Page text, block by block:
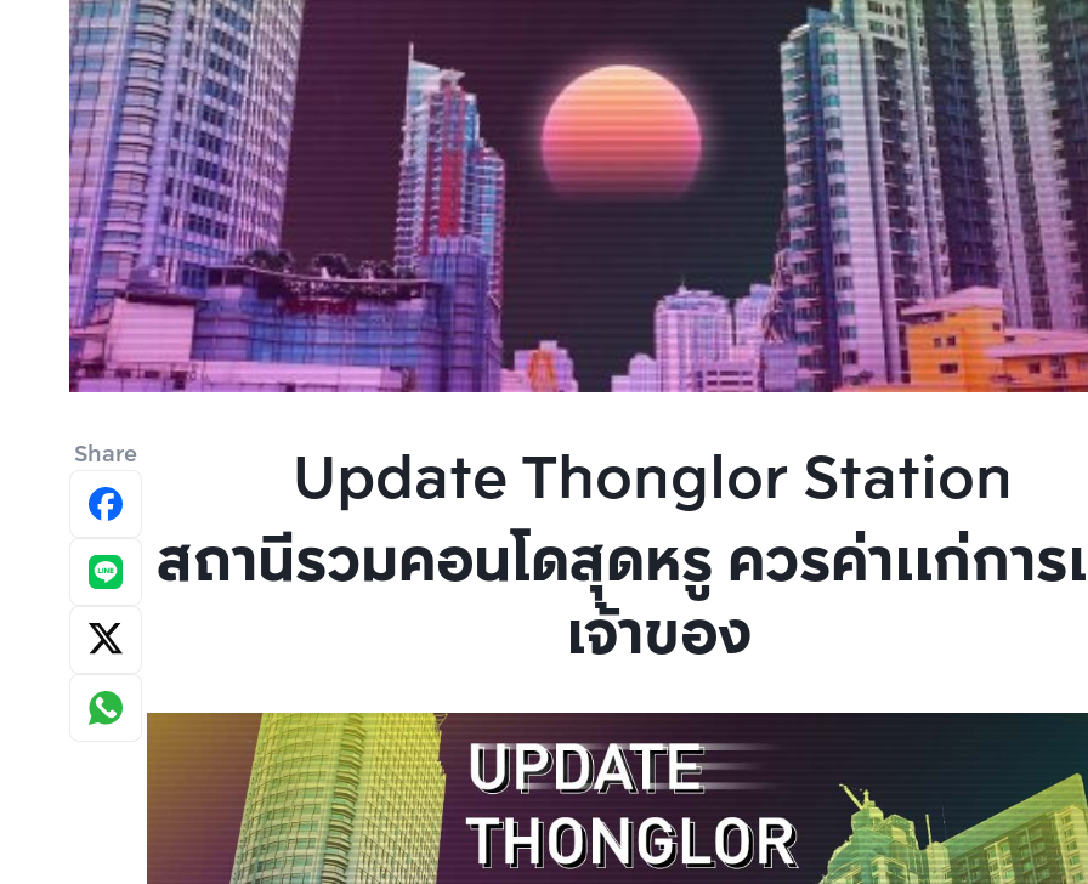
Share
Update Thonglor Station
สถานีรวมคอนโดสุดหรู ควรค่าแก่การ
เจ้าของ